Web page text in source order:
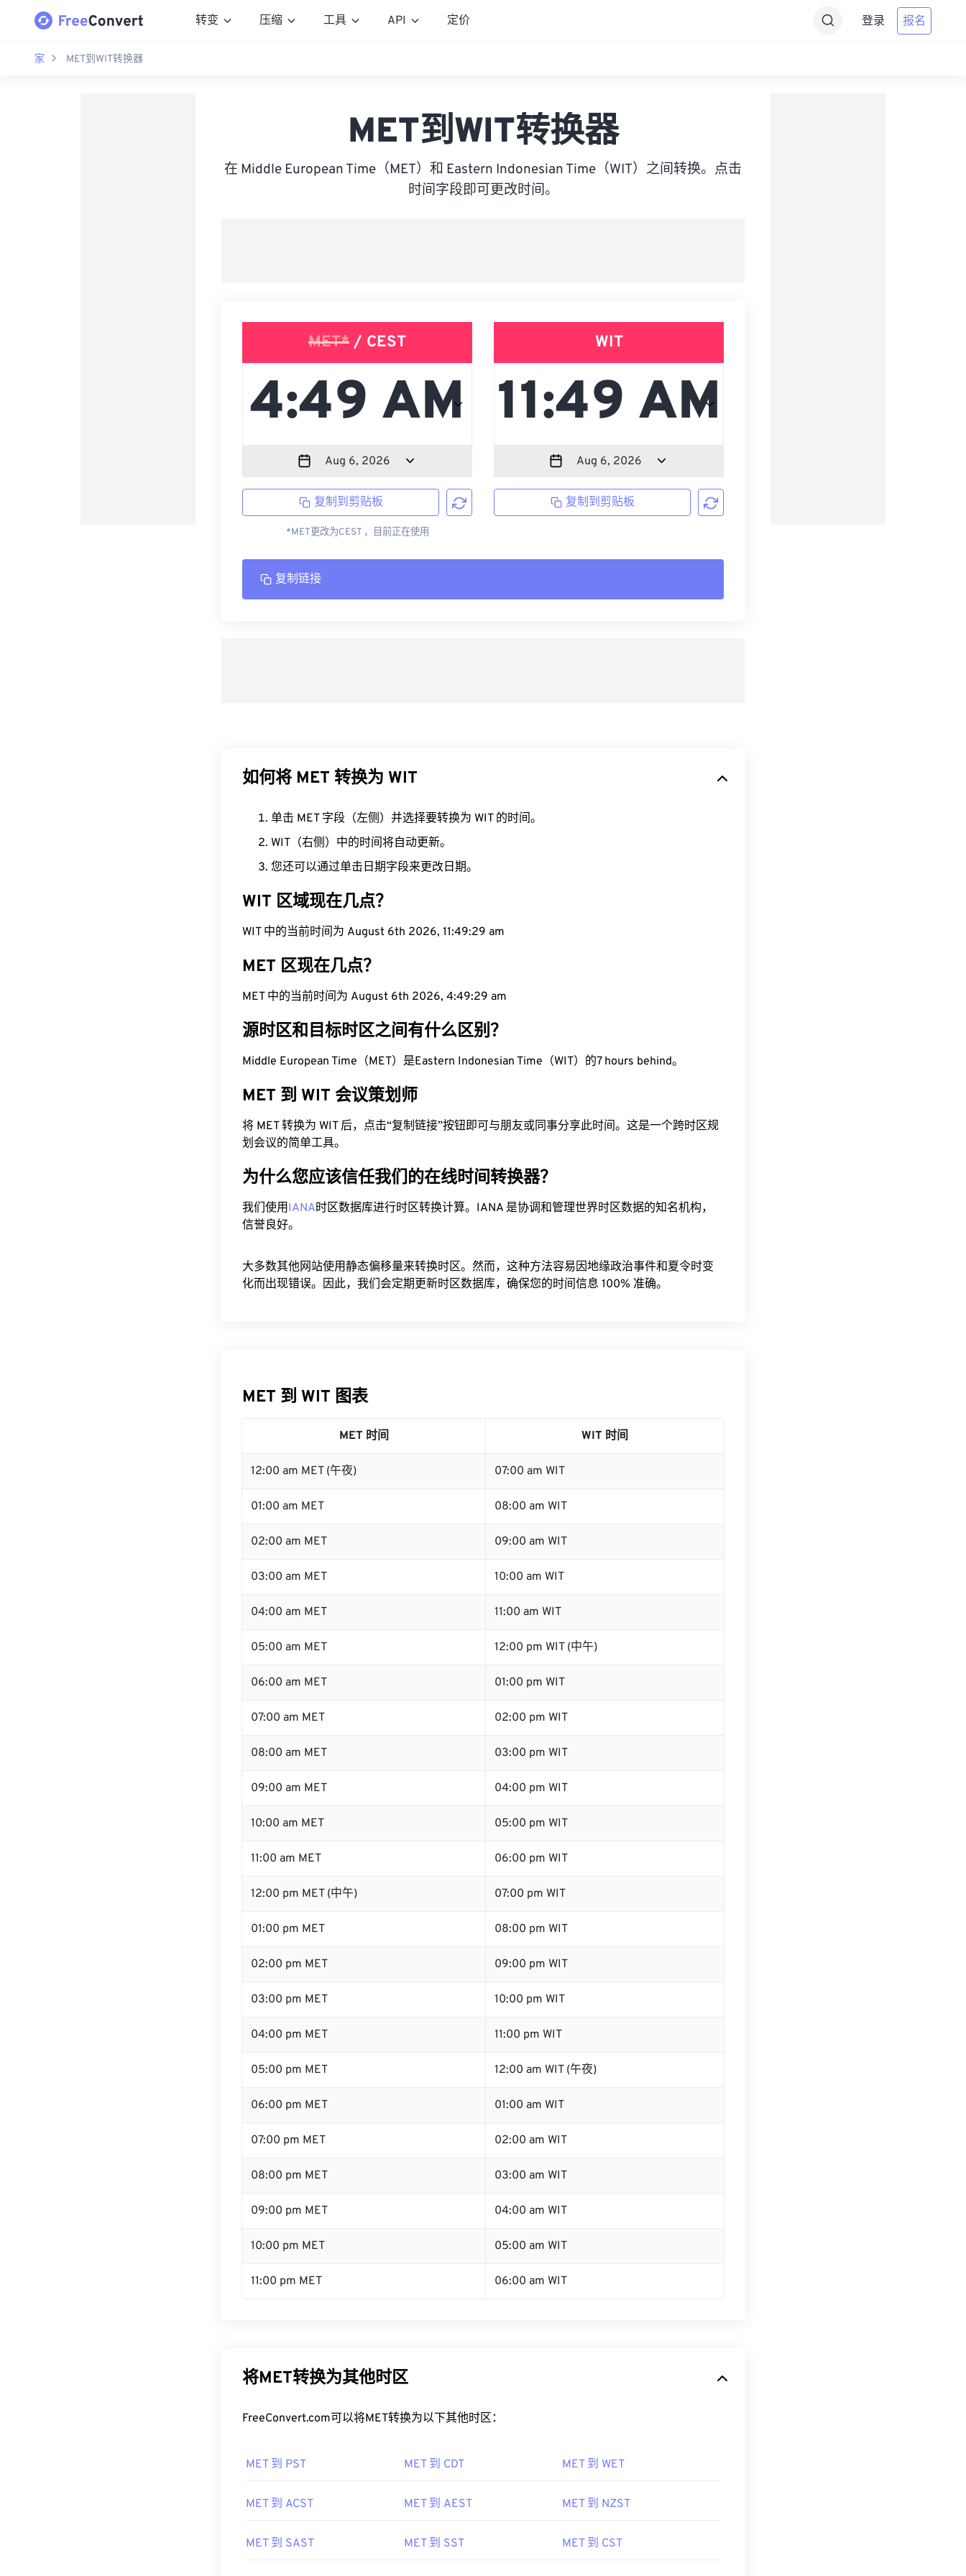
转变 压缩 工具 API 定价 登录 报名
家 MET到WIT转换器
MET到WIT转换器
在 Middle European Time（MET）和 Eastern Indonesian Time（WIT）之间转换。点击
时间字段即可更改时间。
MET* / CEST
复制到剪贴板
*MET更改为CEST ，目前正在使用
WIT
复制到剪贴板
复制链接
如何将 MET 转换为 WIT
单击 MET 字段（左侧）并选择要转换为 WIT 的时间。
WIT（右侧）中的时间将自动更新。
您还可以通过单击日期字段来更改日期。
WIT 区域现在几点？
WIT 中的当前时间为 August 6th 2026, 11:49:30 am
MET 区现在几点？
MET 中的当前时间为 August 6th 2026, 4:49:30 am
源时区和目标时区之间有什么区别？
Middle European Time（MET）是Eastern Indonesian Time（WIT）的7 hours behind。
MET 到 WIT 会议策划师
将 MET 转换为 WIT 后，点击“复制链接”按钮即可与朋友或同事分享此时间。这是一个跨时区规
划会议的简单工具。
为什么您应该信任我们的在线时间转换器？
我们使用IANA时区数据库进行时区转换计算。IANA 是协调和管理世界时区数据的知名机构，
信誉良好。
大多数其他网站使用静态偏移量来转换时区。然而，这种方法容易因地缘政治事件和夏令时变
化而出现错误。因此，我们会定期更新时区数据库，确保您的时间信息 100% 准确。
MET 到 WIT 图表
MET 时间 WIT 时间
12:00 am MET (午夜) 07:00 am WIT
01:00 am MET 08:00 am WIT
02:00 am MET 09:00 am WIT
03:00 am MET 10:00 am WIT
04:00 am MET 11:00 am WIT
05:00 am MET 12:00 pm WIT (中午)
06:00 am MET 01:00 pm WIT
07:00 am MET 02:00 pm WIT
08:00 am MET 03:00 pm WIT
09:00 am MET 04:00 pm WIT
10:00 am MET 05:00 pm WIT
11:00 am MET 06:00 pm WIT
12:00 pm MET (中午) 07:00 pm WIT
01:00 pm MET 08:00 pm WIT
02:00 pm MET 09:00 pm WIT
03:00 pm MET 10:00 pm WIT
04:00 pm MET 11:00 pm WIT
05:00 pm MET 12:00 am WIT (午夜)
06:00 pm MET 01:00 am WIT
07:00 pm MET 02:00 am WIT
08:00 pm MET 03:00 am WIT
09:00 pm MET 04:00 am WIT
10:00 pm MET 05:00 am WIT
11:00 pm MET 06:00 am WIT
将MET转换为其他时区
FreeConvert.com可以将MET转换为以下其他时区：
MET 到 PST MET 到 CDT MET 到 WET
MET 到 ACST MET 到 AEST MET 到 NZST
MET 到 SAST MET 到 SST MET 到 CST